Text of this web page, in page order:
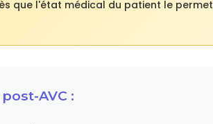
que l'état médical du patient le
AVC :